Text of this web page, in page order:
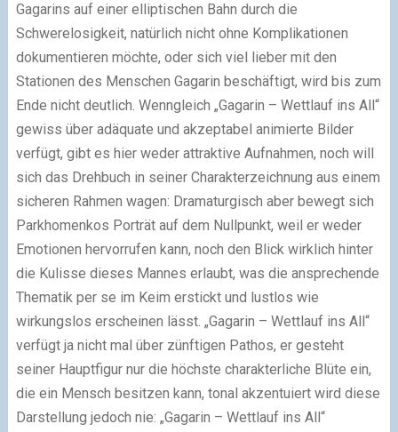
Gagarins auf einer elliptischen Bahn durch die
Schwerelosigkeit, natürlich nicht ohne Komplikationen
dokumentieren möchte, oder sich viel lieber mit den
Stationen des Menschen Gagarin beschäftigt, wird bis zum
Ende nicht deutlich. Wenngleich „Gagarin – Wettlauf ins All“
gewiss über adäquate und akzeptabel animierte Bilder
verfügt, gibt es hier weder attraktive Aufnahmen, noch will
sich das Drehbuch in seiner Charakterzeichnung aus einem
sicheren Rahmen wagen: Dramaturgisch aber bewegt sich
Parkhomenkos Porträt auf dem Nullpunkt, weil er weder
Emotionen hervorrufen kann, noch den Blick wirklich hinter
die Kulisse dieses Mannes erlaubt, was die ansprechende
Thematik per se im Keim erstickt und lustlos wie
wirkungslos erscheinen lässt. „Gagarin – Wettlauf ins All“
verfügt ja nicht mal über zünftigen Pathos, er gesteht
seiner Hauptfigur nur die höchste charakterliche Blüte ein,
die ein Mensch besitzen kann, tonal akzentuiert wird diese
Darstellung jedoch nie: „Gagarin – Wettlauf ins All“